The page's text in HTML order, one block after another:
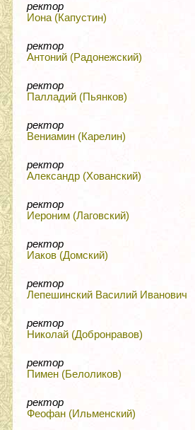
ректор
Иона (Капустин)
ректор
Антоний (Радонежский)
ректор
Палладий (Пьянков)
ректор
Вениамин (Карелин)
ректор
Александр (Хованский)
ректор
Иероним (Лаговский)
ректор
Иаков (Домский)
ректор
Лепешинский Василий Иванович
ректор
Николай (Добронравов)
ректор
Пимен (Белоликов)
ректор
Феофан (Ильменский)